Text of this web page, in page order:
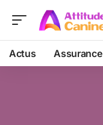
Actus Assurance